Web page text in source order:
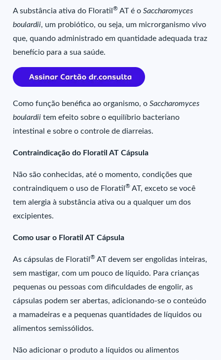
A substância ativa do Floratil® AT é oSaccharomyces
boulardii, um probiótico, ou seja, um microrganismo vivo
que, quando administrado em quantidade adequada traz
benefício para a sua saúde.
Como função benéfica ao organismo, oSaccharomyces
boulardii tem efeito sobre o equilíbrio bacteriano
intestinal e sobre o controle de diarreias.
Contraindicação do Floratil AT Cápsula
Não são conhecidas, até o momento, condições que
contraindiquem o uso de Floratil® AT, exceto se você
tem alergia à substância ativa ou a qualquer um dos
excipientes.
Como usar o Floratil AT Cápsula
As cápsulas de Floratil® AT devem ser engolidas inteiras,
sem mastigar, com um pouco de líquido. Para crianças
pequenas ou pessoas com dificuldades de engolir, as
cápsulas podem ser abertas, adicionando-se o conteúdo
a mamadeiras e a pequenas quantidades de líquidos ou
alimentos semissólidos.
Não adicionar o produto a líquidos ou alimentos